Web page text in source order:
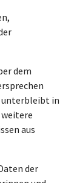
dem
unterbleibt in
weitere
aus
der